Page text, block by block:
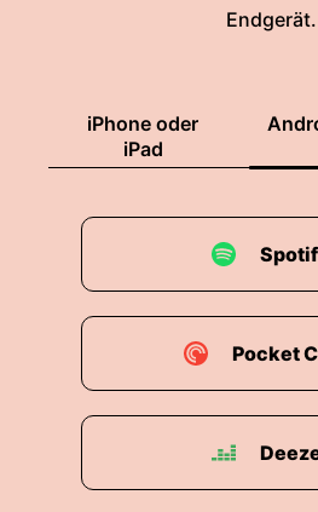
Endgerät.
iPhone oder
iPad
Pocket